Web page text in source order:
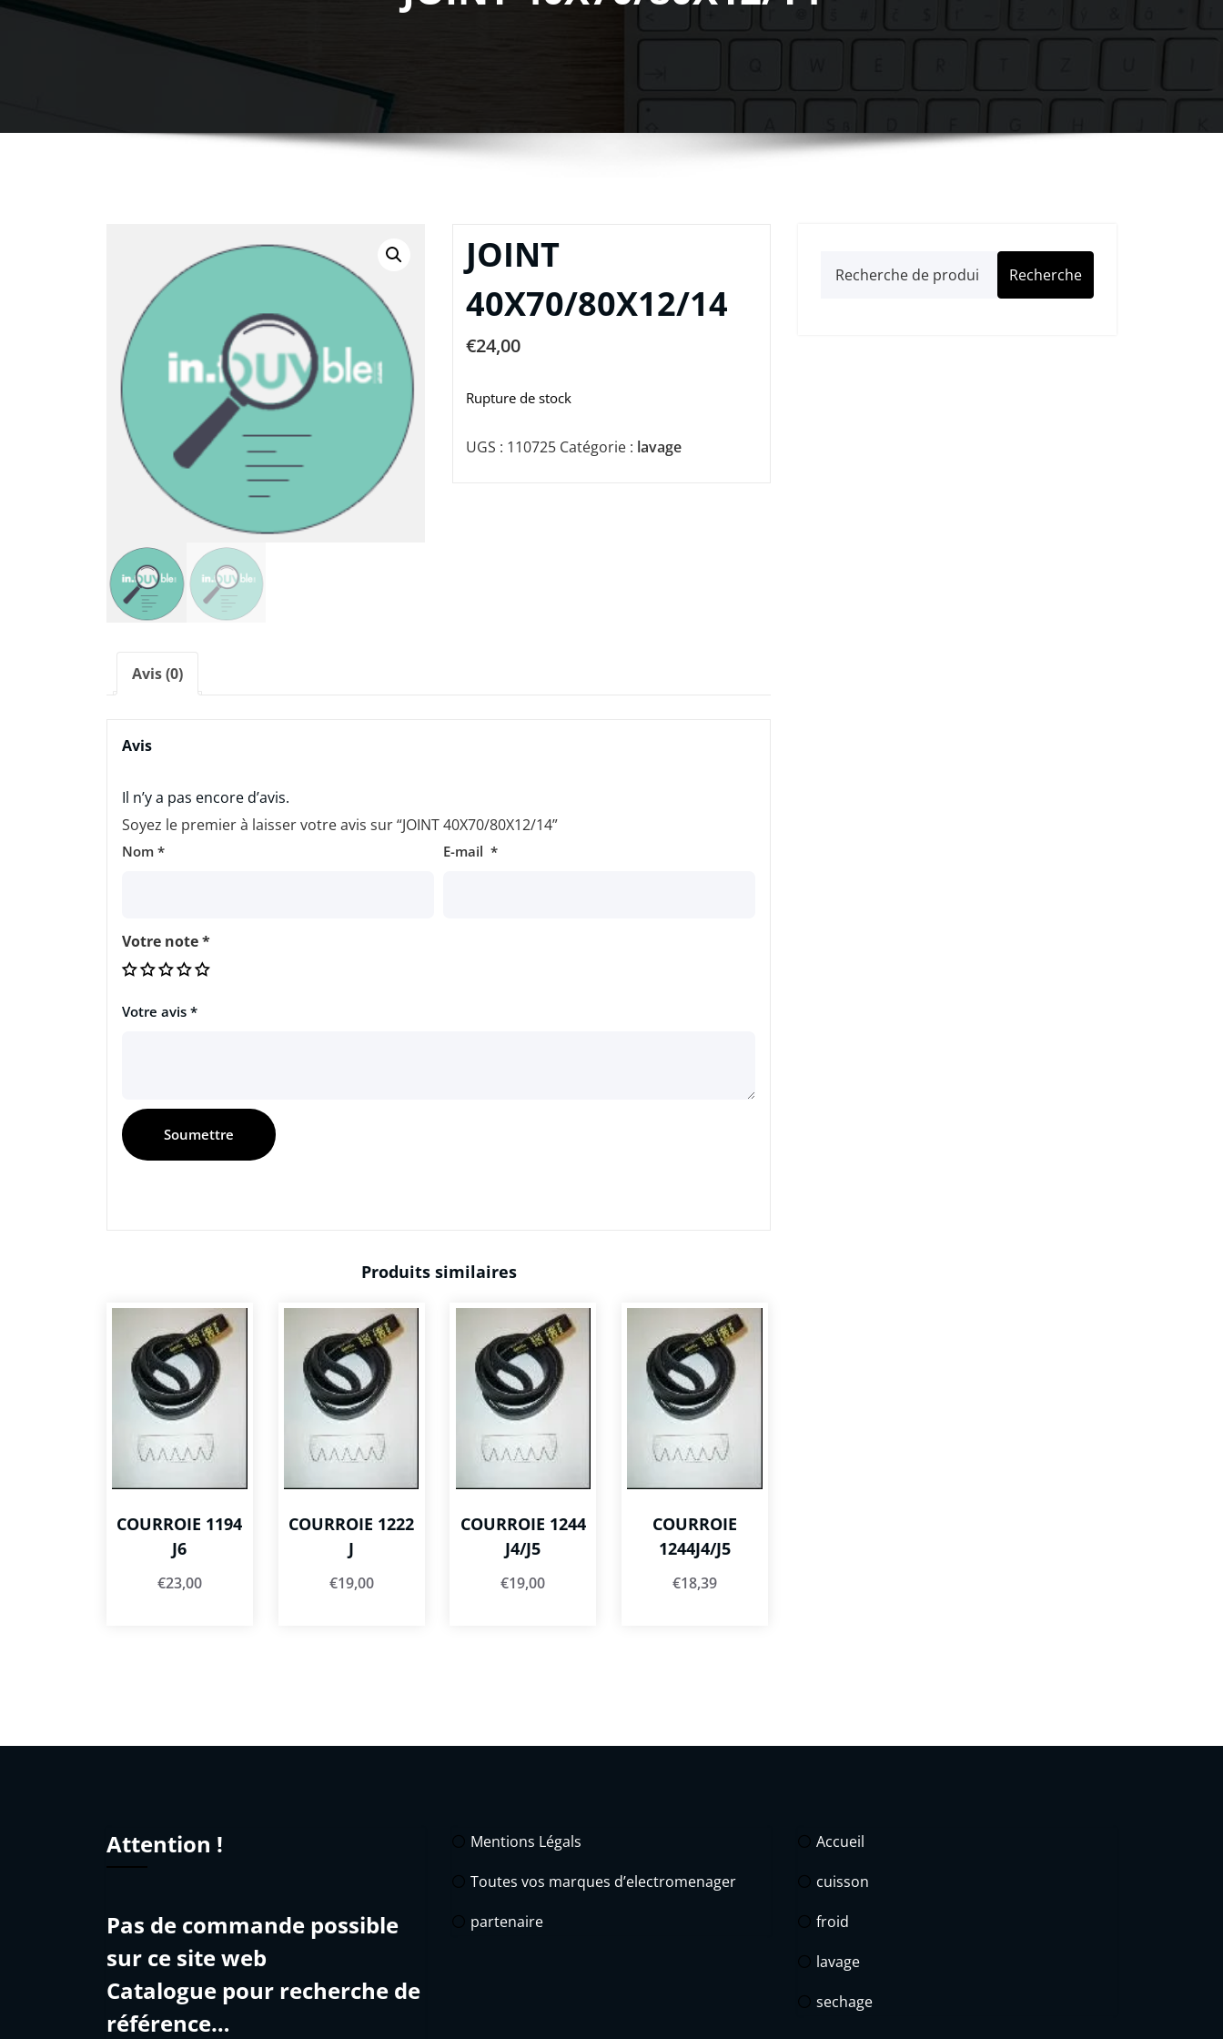
JOINT
40X70/80X12/14
€24,00
Rupture de stock
UGS : 110725 Catégorie : lavage
Avis (0)
Avis
Il n’y a pas encore d’avis.
Soyez le premier à laisser votre avis sur “JOINT 40X70/80X12/14”
Nom * E-mail *
Votre note*
Votre avis *
Produits similaires
COURROIE 1194
J6
€23,00
COURROIE 1222
J
€19,00
COURROIE 1244
J4/J5
€19,00
COURROIE
1244J4/J5
€18,39
Recherche
Recherche
Attention !
Pas de commande possible
sur ce site web
Catalogue pour recherche de
référence…
Mentions Légals
Toutes vos marques d’electromenager
partenaire
Accueil
cuisson
froid
lavage
sechage